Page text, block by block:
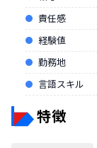
責任感
経験値
勤務地
言語スキル
特徴